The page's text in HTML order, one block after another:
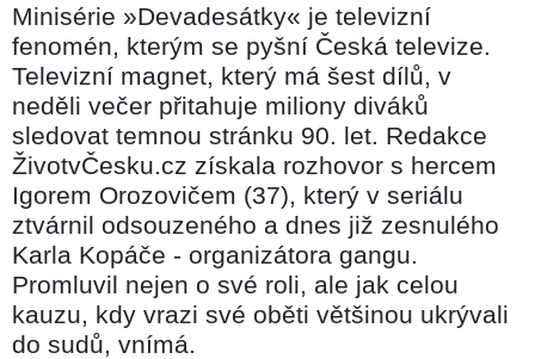
Minisérie »Devadesátky« je televizní
fenomén, kterým se pyšní Česká televize.
Televizní magnet, který má šest dílů, v
neděli večer přitahuje miliony diváků
sledovat temnou stránku 90. let. Redakce
ŽivotvČesku.cz získala rozhovor s hercem
Igorem Orozovičem (37), který v seriálu
ztvárnil odsouzeného a dnes již zesnulého
Karla Kopáče - organizátora gangu.
Promluvil nejen o své roli, ale jak celou
kauzu, kdy vrazi své oběti většinou ukrývali
do sudů, vnímá.